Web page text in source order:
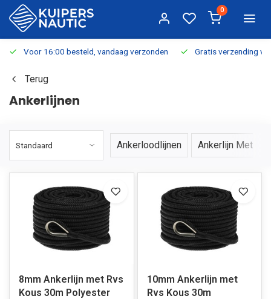
0
Voor 16:00 besteld, vandaag verzonden Gratis verzending
Terug
Ankerlijnen
Ankerloodlijnen Ankerlijn Met
8mm Ankerlijn met Rvs
Kous 30m Polyester
10mm Ankerlijn met
Rvs Kous 30m